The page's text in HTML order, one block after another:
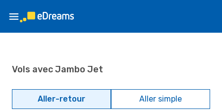
Vols avec Jambo Jet
Aller-retour Aller simple